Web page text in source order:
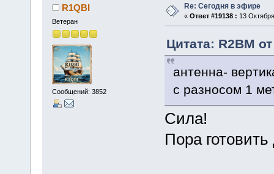
R1QBI
Ветеран
Сообщений: 3852
Re: Сегодня в эфире
« Ответ #19138 : 13
Цитата: R2BM
антенна-
с разносом 1
Сила!
Пора